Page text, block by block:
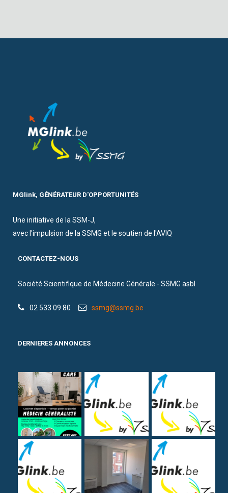
MGlink, GÉNÉRATEUR D'OPPORTUNITÉS
Une initiative de la SSM-J,
avec l'impulsion de la SSMG et le soutien de l'AVIQ
CONTACTEZ-NOUS
Société Scientifique de Médecine Générale - SSMG asbl
02 533 09 80 ssmg@ssmg.be
DERNIERES ANNONCES